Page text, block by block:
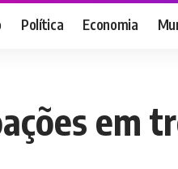
Política Economia
em